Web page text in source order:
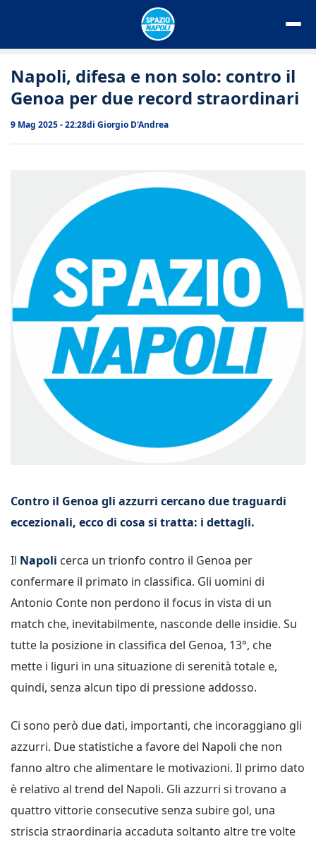
Napoli, difesa e non solo: contro il
Genoa per due record straordinari
9 Mag 2025 - 22:28di Giorgio D'Andrea
Contro il Genoa gli azzurri cercano due traguardi
eccezionali, ecco di cosa si tratta: i dettagli.
Il Napoli cerca un trionfo contro il Genoa per
confermare il primato in classifica. Gli uomini di
Antonio Conte non perdono il focus in vista di un
match che, inevitabilmente, nasconde delle insidie. Su
tutte la posizione in classifica del Genoa, 13°, che
mette i liguri in una situazione di serenità totale e,
quindi, senza alcun tipo di pressione addosso.
Ci sono però due dati, importanti, che incoraggiano gli
azzurri. Due statistiche a favore del Napoli che non
fanno altro che alimentare le motivazioni. Il primo dato
è relativo al trend del Napoli. Gli azzurri si trovano a
quattro vittorie consecutive senza subire gol, una
striscia straordinaria accaduta soltanto altre tre volte